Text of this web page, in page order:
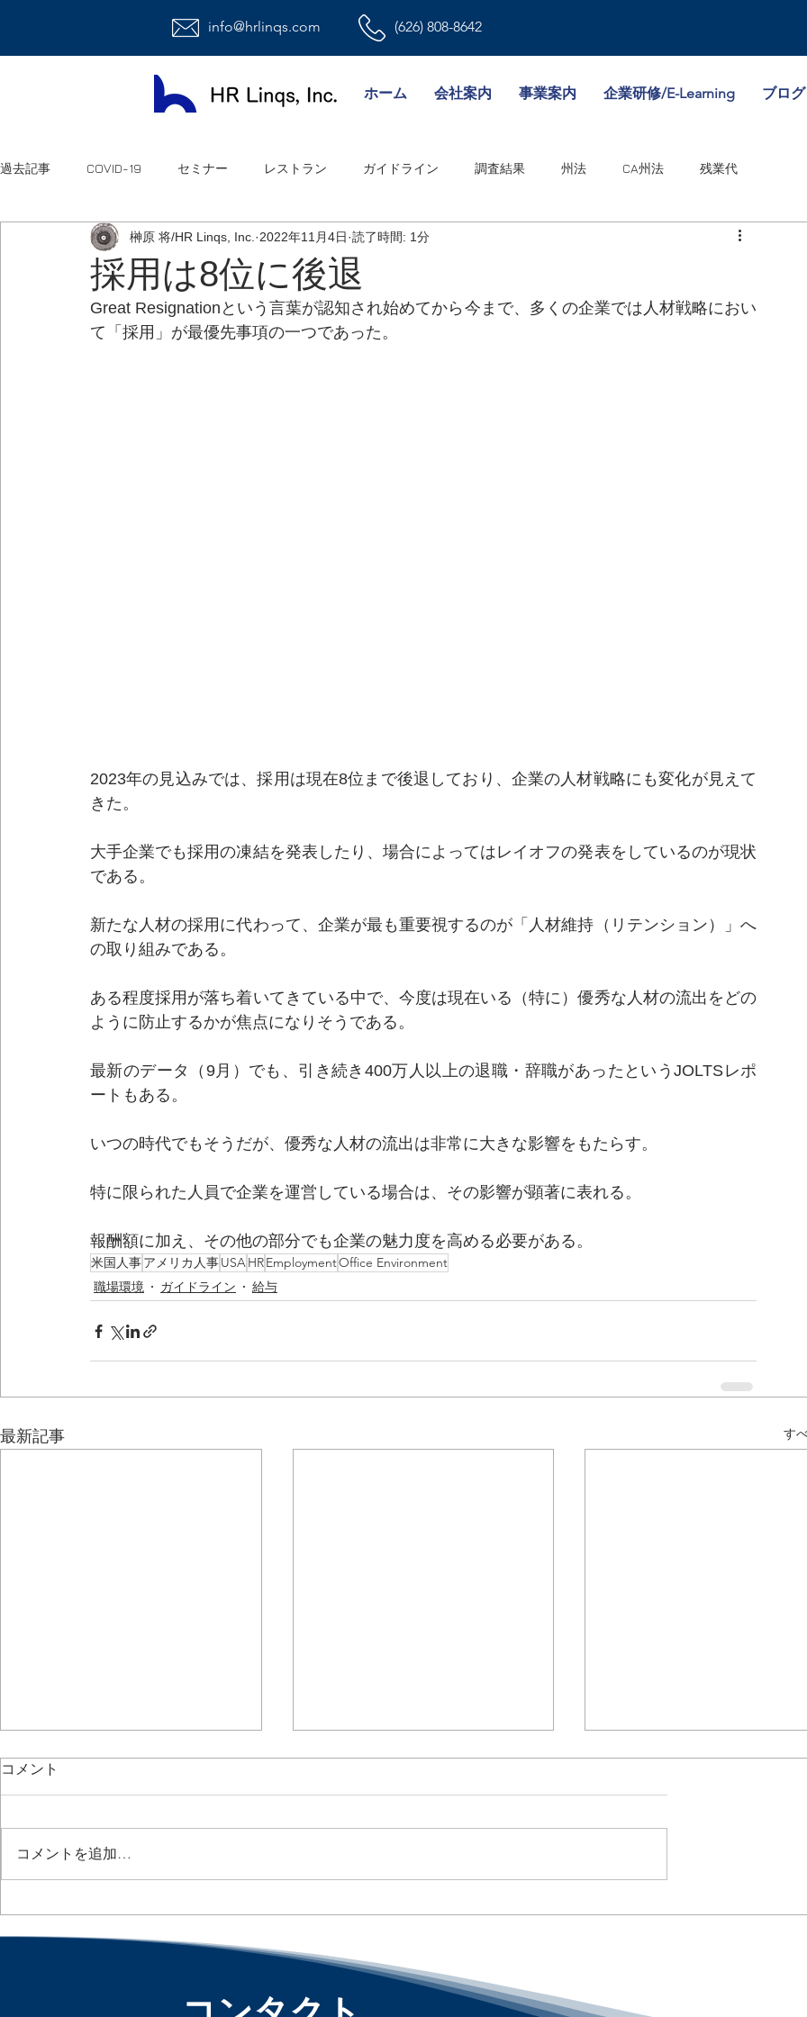
info@hrlinqs.com (626) 808-8642
ホーム 会社案内 事業案内 企業研修/E-Learning ブログ
過去記事 COVID-19 セミナー レストラン ガイドライン 調査結果 州法 CA州法 残業代
時給社員/月給社員 最低賃金 給与 福利厚生 就業規則
ハラスメント 雇用 連邦法 退職金 職場環境 WA州法 ビザ 失業保険 NY州法 人事考課
採用は8位に後退
榊原 将/HR Linqs, Inc. 2022年11月4日 読了時間: 1分
Great Resignationという言葉が認知され始めてから今まで、多くの企業では人材戦略におい
て「採用」が最優先事項の一つであった。
2023年の見込みでは、採用は現在8位まで後退しており、企業の人材戦略にも変化が見えて
きた。
大手企業でも採用の凍結を発表したり、場合によってはレイオフの発表をしているのが現状
である。
新たな人材の採用に代わって、企業が最も重要視するのが「人材維持（リテンション）」へ
の取り組みである。
ある程度採用が落ち着いてきている中で、今度は現在いる（特に）優秀な人材の流出をどの
ように防止するかが焦点になりそうである。
最新のデータ（9月）でも、引き続き400万人以上の退職・辞職があったというJOLTSレポ
ートもある。
いつの時代でもそうだが、優秀な人材の流出は非常に大きな影響をもたらす。
特に限られた人員で企業を運営している場合は、その影響が顕著に表れる。
報酬額に加え、その他の部分でも企業の魅力度を高める必要がある。
米国人事アメリカ人事USAHREmploymentOffice Environment
職場環境 ガイドライン 給与
最新記事 す
May Be Costing Companies :
「アメリカ人事界隈」#アメ
リカHR #HRLinqs
#HRLinqsLearning
#HRLinqsConnect
コメント
コメントを追加…